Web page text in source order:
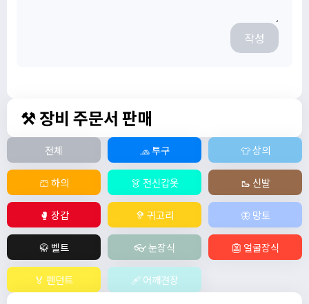
작성
⚒️ 장비 주문서 판매
전체 🧢 투구 👕 상의
🩳 하의 👗 전신갑옷 🥾 신발
🥊 장갑 🦻 귀고리 🦋 망토
🥋 벨트 👓 눈장식 👺 얼굴장식
🏅 펜던트 🩹 어깨견장